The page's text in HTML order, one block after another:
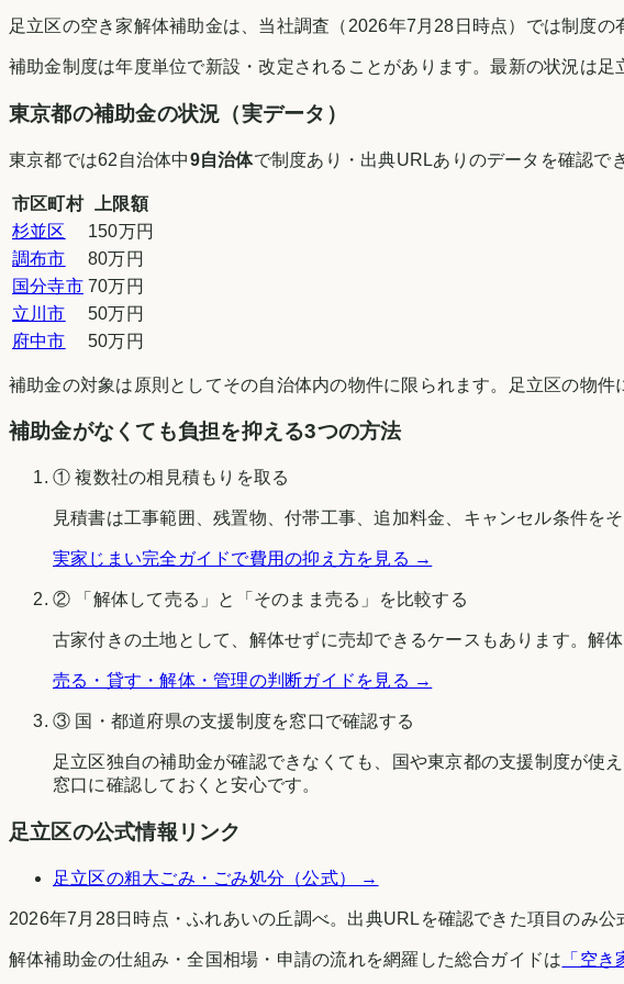
足立区の空き家解体補助金は、当社調査（2026年7月28日時点）では制度の
補助金制度は年度単位で新設・改定されることがあります。最新の状況は足
東京都の補助金の状況（実データ）
東京都では62 自治体中9自治体で制度あり・出典URLありのデータを確認で
市区町村
上限額
杉並区
150万円
調布市
80万円
国分寺市 70万円
立川市
50万円
府中市
50万円
補助金の対象は原則としてその自治体内の物件に限られます。 足立区の物件
補助金がなくても負担を抑える3つの方法
① 複数社の相見積もりを取る
見積書は工事範囲、残置物、付帯工事、追加料金、キャンセル条件を
実家じまい完全ガイドで費用の抑え方を見る →
② 「解体して売る」と「そのまま売る」を比較する
古家付きの土地として、解体せずに売却できるケースもあります。解
売る・貸す・解体・管理の判断ガイドを見る →
③ 国・都道府県の支援制度を窓口で確認する
足立区独自の補助金が確認できなくても、国や東京都の支援制度が使
窓口に確認しておくと安心です。
足立区の公式情報リンク
足立区の粗大ごみ・ごみ処分（公式） →
2026年7月28日時点 ・ふれあいの丘調べ。出典URLを確認できた項目のみ公
解体補助金の仕組み・全国相場・申請の流れを網羅した総合ガイドは 「空